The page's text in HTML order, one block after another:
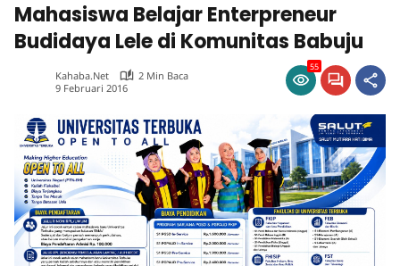
Mahasiswa Belajar Enterpreneur
Budidaya Lele di Komunitas Babuju
Kahaba.net
2 Min Baca
9 Februari 2016
55